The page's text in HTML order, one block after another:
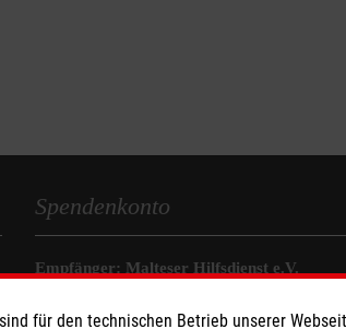
Spendenkonto
Empfänger: Malteser Hilfsdienst e.V.
für den technischen Betrieb unserer